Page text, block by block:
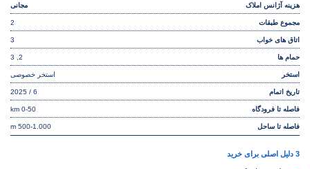
هزینه آژانس املاک مجانی
مجموع طبقات 2
اتاق های خواب 3
حمام ها 2, 3
استخر استخر خصوصی
تاریخ اتمام 6 / 2025
فاصله تا فرودگاه 0-50 km
فاصله تا ساحل 500-1.000 m
3 دلیل اصلی برای خرید